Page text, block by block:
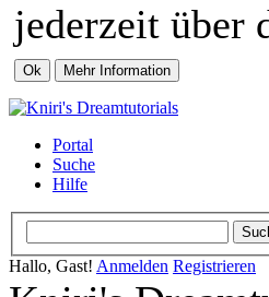
jederzeit über
Portal
Suche
Hilfe
Hallo, Gast! Anmelden Registrieren